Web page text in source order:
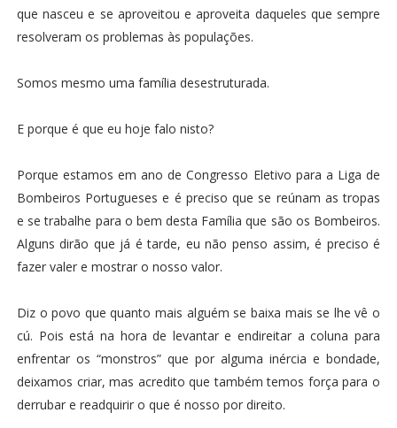
que nasceu e se aproveitou e aproveita daqueles que sempre
resolveram os problemas às populações.
Somos mesmo uma família desestruturada.
E porque é que eu hoje falo nisto?
Porque estamos em ano de Congresso Eletivo para a Liga de
Bombeiros Portugueses e é preciso que se reúnam as tropas
e se trabalhe para o bem desta Família que são os Bombeiros.
Alguns dirão que já é tarde, eu não penso assim, é preciso é
fazer valer e mostrar o nosso valor.
Diz o povo que quanto mais alguém se baixa mais se lhe vê o
cú. Pois está na hora de levantar e endireitar a coluna para
enfrentar os “monstros” que por alguma inércia e bondade,
deixamos criar, mas acredito que também temos força para o
derrubar e readquirir o que é nosso por direito.